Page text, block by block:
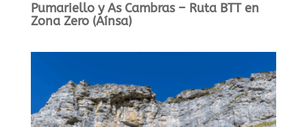
Pumariello y As Cambras – Ruta BTT en
Zona Zero (Aínsa)